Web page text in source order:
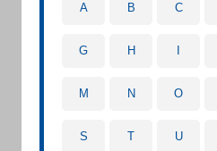
A B C
G H
M N O
S T U